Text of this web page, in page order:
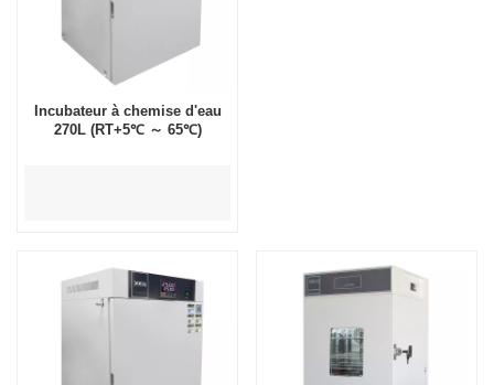
Incubateur à chemise d'eau
270L (RT+5℃ ～ 65℃)